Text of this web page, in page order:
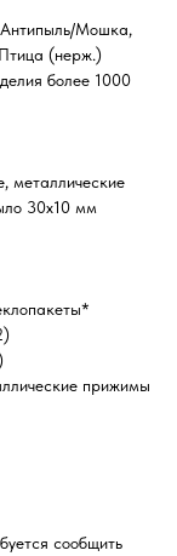
Мошка,
(нерж.)
более 1000
металлические
30х10 мм
прижимы
сообщить